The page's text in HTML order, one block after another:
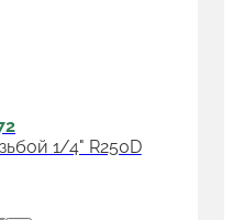
1/4" R250D